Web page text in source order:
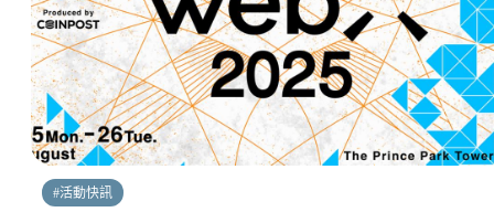
#活動快訊